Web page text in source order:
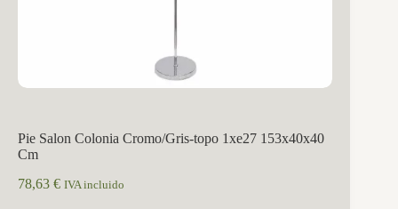
Pie Salon Colonia Cromo/Gris-topo 1xe27 153x40x40
Cm
78,63 € IVA incluido